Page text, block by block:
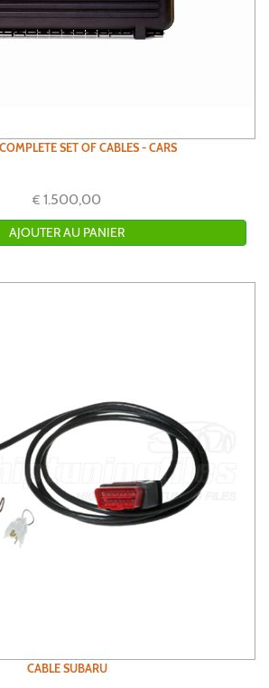
SET OF CABLES - CARS
€ 1.500,00
CABLE SUBARU